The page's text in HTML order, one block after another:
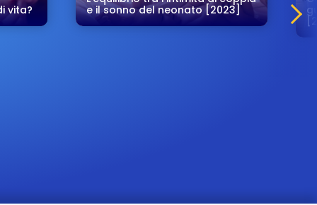
vita?
e il sonno del neonato [2023]